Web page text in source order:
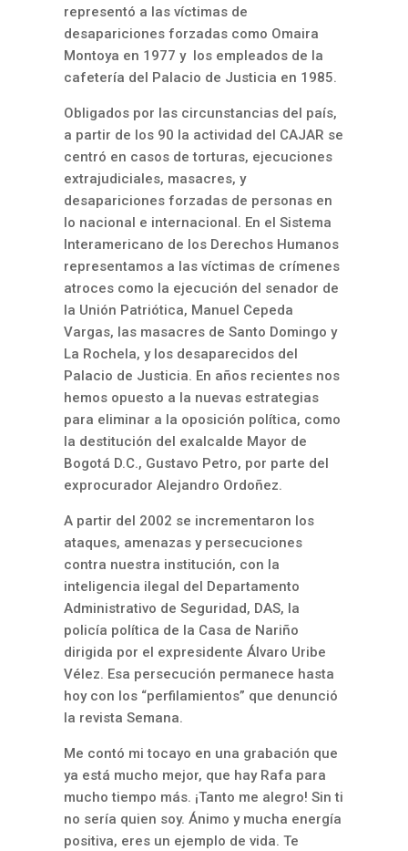
representó a las víctimas de
desapariciones forzadas como Omaira
Montoya en 1977 y los empleados de la
cafetería del Palacio de Justicia en 1985.
Obligados por las circunstancias del país,
a partir de los 90 la actividad del CAJAR se
centró en casos de torturas, ejecuciones
extrajudiciales, masacres, y
desapariciones forzadas de personas en
lo nacional e internacional. En el Sistema
Interamericano de los Derechos Humanos
representamos a las víctimas de crímenes
atroces como la ejecución del senador de
la Unión Patriótica, Manuel Cepeda
Vargas, las masacres de Santo Domingo y
La Rochela, y los desaparecidos del
Palacio de Justicia. En años recientes nos
hemos opuesto a la nuevas estrategias
para eliminar a la oposición política, como
la destitución del exalcalde Mayor de
Bogotá D.C., Gustavo Petro, por parte del
exprocurador Alejandro Ordoñez.
A partir del 2002 se incrementaron los
ataques, amenazas y persecuciones
contra nuestra institución, con la
inteligencia ilegal del Departamento
Administrativo de Seguridad, DAS, la
policía política de la Casa de Nariño
dirigida por el expresidente Álvaro Uribe
Vélez. Esa persecución permanece hasta
hoy con los “perfilamientos” que denunció
la revista Semana.
Me contó mi tocayo en una grabación que
ya está mucho mejor, que hay Rafa para
mucho tiempo más. ¡Tanto me alegro! Sin ti
no sería quien soy. Ánimo y mucha energía
positiva, eres un ejemplo de vida. Te